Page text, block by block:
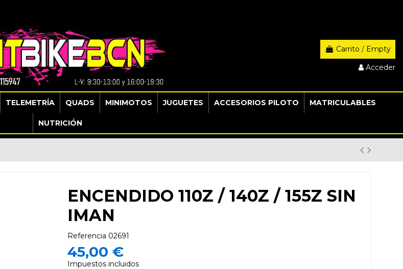
Carrito / Empty
Acceder
TELEMETRÍA QUADS MINIMOTOS JUGUETES ACCESORIOS PILOTO MATRICULABLES
NUTRICIÓN
ENCENDIDO 110Z / 140Z / 155Z SIN
IMAN
Referencia 02691
45,00 €
Impuestos incluidos